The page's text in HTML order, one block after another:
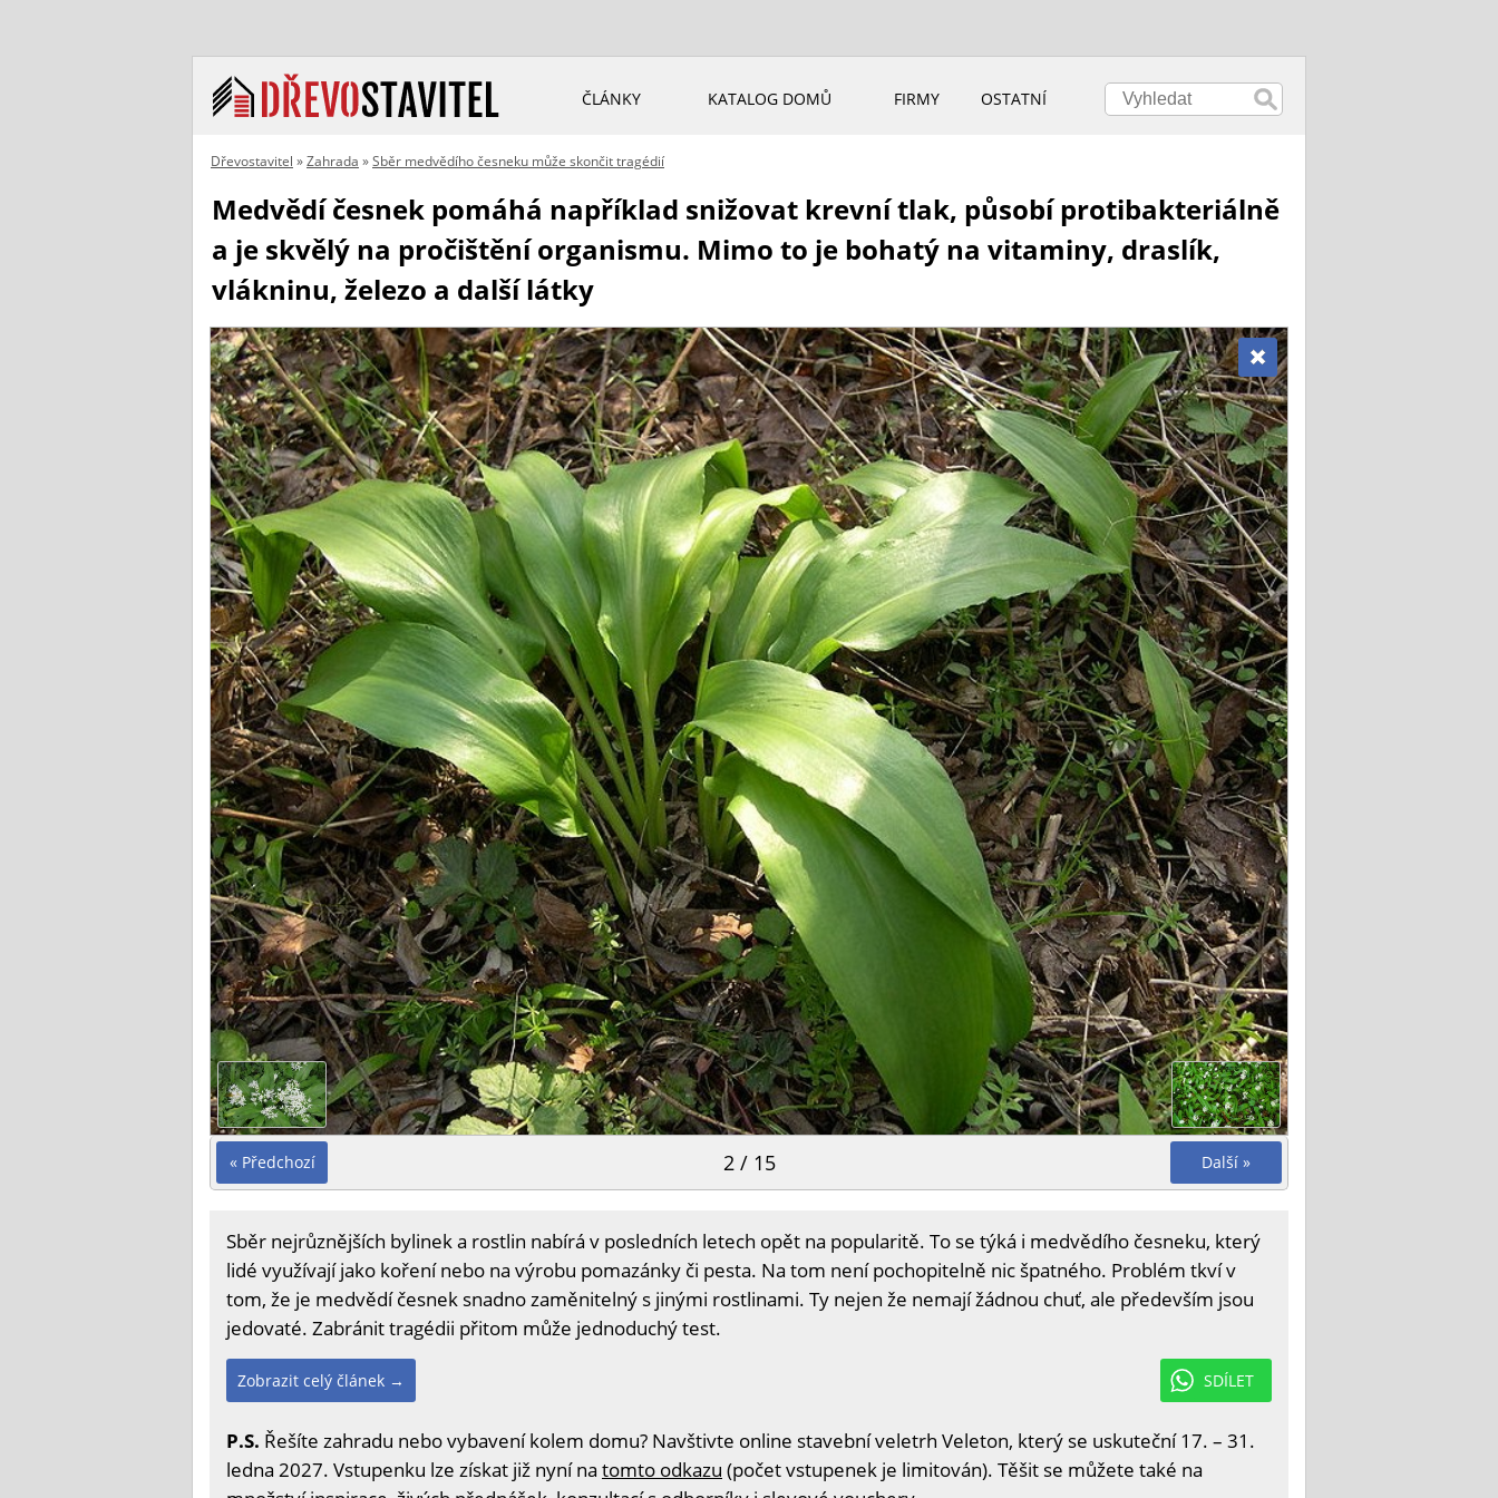
ČLÁNKY KATALOG DOMŮ FIRMY OSTATNÍ
Dřevostavitel »Zahrada »Sběr medvědího česneku může skončit tragédií
Medvědí česnek pomáhá například snižovat krevní tlak, působí protibakteriálně
a je skvělý na pročištění organismu. Mimo to je bohatý na vitaminy, draslík,
vlákninu, železo a další látky
« Předchozí Další »
2 / 15
Sběr nejrůznějších bylinek a rostlin nabírá v posledních letech opět na popularitě. To se týká i medvědího česneku, který
lidé využívají jako koření nebo na výrobu pomazánky či pesta. Na tom není pochopitelně nic špatného. Problém tkví v
tom, že je medvědí česnek snadno zaměnitelný s jinými rostlinami. Ty nejen že nemají žádnou chuť, ale především jsou
jedovaté. Zabránit tragédii přitom může jednoduchý test.
SDÍLET
Zobrazit celý článek →
P.S. Řešíte zahradu nebo vybavení kolem domu? Navštivte online stavební veletrh Veleton, který se uskuteční 17. – 31.
ledna 2027. Vstupenku lze získat již nyní na tomto odkazu (počet vstupenek je limitován). Těšit se můžete také na